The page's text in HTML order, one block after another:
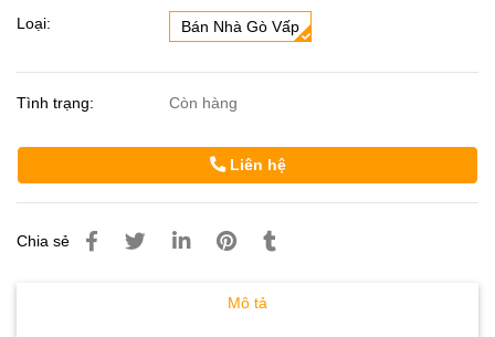
Loại: Bán Nhà Gò Vấp
Tình trạng: Còn hàng
Liên hệ
Chia sẻ
Mô tả